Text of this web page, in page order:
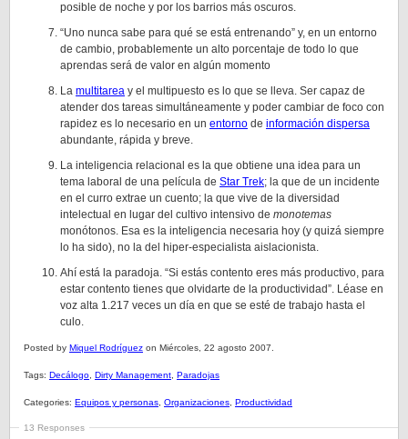
posible de noche y por los barrios más oscuros.
“Uno nunca sabe para qué se está entrenando” y, en un entorno
de cambio, probablemente un alto porcentaje de todo lo que
aprendas será de valor en algún momento
La multitarea y el multipuesto es lo que se lleva. Ser capaz de
atender dos tareas simultáneamente y poder cambiar de foco con
rapidez es lo necesario en un entorno de información dispersa
abundante, rápida y breve.
La inteligencia relacional es la que obtiene una idea para un
tema laboral de una película de Star Trek; la que de un incidente
en el curro extrae un cuento; la que vive de la diversidad
intelectual en lugar del cultivo intensivo de monotemas
monótonos. Esa es la inteligencia necesaria hoy (y quizá siempre
lo ha sido), no la del hiper-especialista aislacionista.
Ahí está la paradoja. “Si estás contento eres más productivo, para
estar contento tienes que olvidarte de la productividad”. Léase en
voz alta 1.217 veces un día en que se esté de trabajo hasta el
culo.
Posted by Miquel Rodríguez on Miércoles, 22 agosto 2007.
Tags: Decálogo Dirty Management Paradojas
Categories: Equipos y personas Organizaciones Productividad
13 Responses